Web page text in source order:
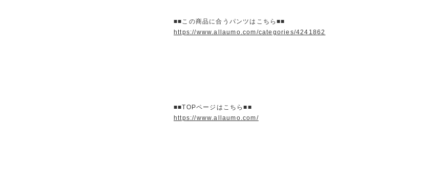
■■この商品に合うパンツはこちら■■
https://www.allaumo.com/categories/4241862
■■TOPページはこちら■■
https://www.allaumo.com/